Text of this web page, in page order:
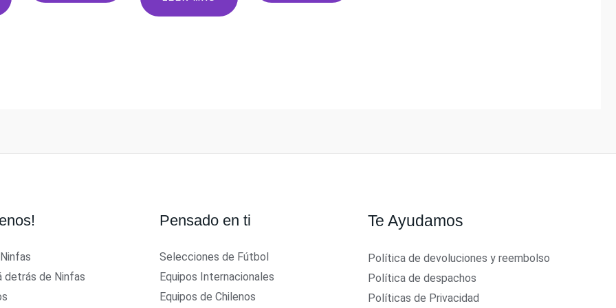
detrás de Ninfas
Pensado en ti
Selecciones de Fútbol
Equipos Internacionales
Equipos de Chilenos
Te Ayudamos
Política de devoluciones y reembolso
Política de despachos
Políticas de Privacidad